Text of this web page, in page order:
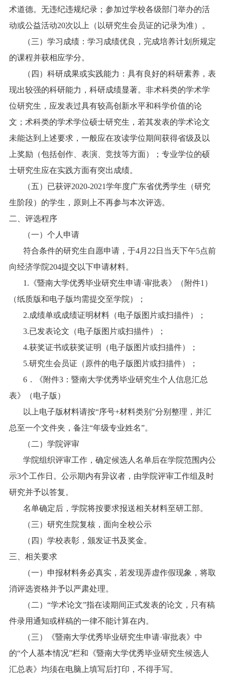
术道德。无违纪违规纪录；参加过学校各级部门举办的活
动或公益活动20次以上（以研究生会员证的记录为准）。
（三）学习成绩：学习成绩优良，完成培养计划所规定
的课程并获相应学分。
（四）科研成果或实践能力：具有良好的科研素养，表
现出较强的科研能力，科研成绩显著。非术科类的学术学
位研究生，应发表过具有较高创新水平和科学价值的论
文；术科类的学术学位硕士研究生，若其发表的学术论文
未能达到上述要求，一般应在攻读学位期间获得省级及以
上奖励（包括创作、表演、竞技等方面）；专业学位的硕
士研究生应在实践方面有突出成绩。
（五）已获评2020-2021学年度广东省优秀学生（研究
生阶段）的学生，原则上不再参与本次评选。
二、评选程序
（一）个人申请
符合条件的研究生自愿申请，于4月 22 日当天下午5点前
向经济学院204提交以下申请材料。
1. 《暨南大学优秀毕业研究生申请·审批表》（附件1 ）
（纸质版和电子版均需提交至学院）；
2.成绩单或成绩证明材料（电子版图片或扫描件）；
3.已发表论文（电子版图片或扫描件）；
4.获奖证书或获奖证明（电子版图片或扫描件）；
5.研究生会员证（原件的电子版图片或扫描件）；
6．《附件3：暨南大学优秀毕业研究生个人信息汇总
表》（电子版）
以上电子版材料请按“序号+材料类别”分别整理，并汇
总至一个文件夹，备注“年级专业姓名”。
（二）学院评审
学院组织评审工作，确定候选人名单后在学院范围内公
示3个工作日。公示期内有异议者，由学院评审工作组及时
研究并予以答复。
名单确定后，学院将按要求报送相关材料至研工部。
（三）研究生院复核，面向全校公示
（四）学校表彰，颁发证书及奖金。
三、相关要求
（一）申报材料务必真实，若发现弄虚作假现象，将取
消评选资格并予以严肃处理。
（二）“学术论文”指在读期间正式发表的论文，只有稿
件录用通知或样稿的一律不能计算在内。
（三）《暨南大学优秀毕业研究生申请·审批表》中
的“个人基本情况”栏和《暨南大学优秀毕业研究生候选人
汇总表》均须在电脑上填写后打印，不得手写。